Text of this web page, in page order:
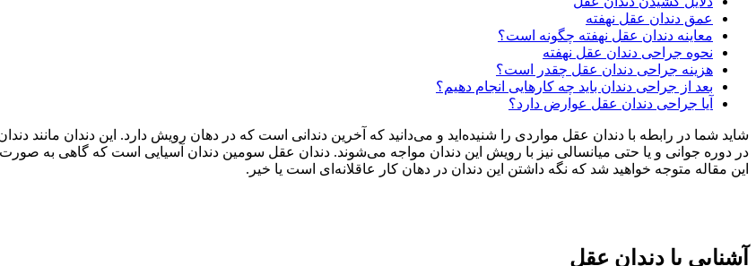
عمق دندان عقل نهفته
معاینه دندان عقل نهفته چگونه است؟
نحوه جراحی دندان عقل نهفته
هزینه جراحی دندان عقل چقدر است؟
بعد از جراحی دندان باید چه کارهایی انجام دهیم؟
آیا جراحی دندان عقل عوارض دارد؟
شاید شما در رابطه با دندان عقل مواردی را شنیده‌اید و می‌دانید که آخرین دندانی است که در دهان رویش دارد. این دندان مانند
در دوره جوانی و یا حتی میانسالی نیز با رویش این دندان مواجه می‌شوند. دندان عقل سومین دندان آسیایی است که گاهی به صورت
این مقاله متوجه خواهید شد که نگه داشتن این دندان در دهان کار عاقلانه‌ای است یا خیر.
آشنایی با دندان عقل